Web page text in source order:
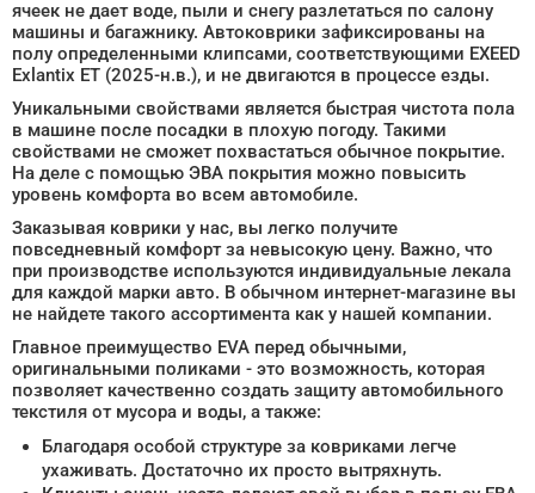
ячеек не дает воде, пыли и снегу разлетаться по салону
машины и багажнику. Автоковрики зафиксированы на
полу определенными клипсами, соответствующими EXEED
Exlantix ET (2025-н.в.), и не двигаются в процессе езды.
Уникальными свойствами является быстрая чистота пола
в машине после посадки в плохую погоду. Такими
свойствами не сможет похвастаться обычное покрытие.
На деле с помощью ЭВА покрытия можно повысить
уровень комфорта во всем автомобиле.
Заказывая коврики у нас, вы легко получите
повседневный комфорт за невысокую цену. Важно, что
при производстве используются индивидуальные лекала
для каждой марки авто. В обычном интернет-магазине вы
не найдете такого ассортимента как у нашей компании.
Главное преимущество EVA перед обычными,
оригинальными поликами - это возможность, которая
позволяет качественно создать защиту автомобильного
текстиля от мусора и воды, а также:
Благодаря особой структуре за ковриками легче
ухаживать. Достаточно их просто вытряхнуть.